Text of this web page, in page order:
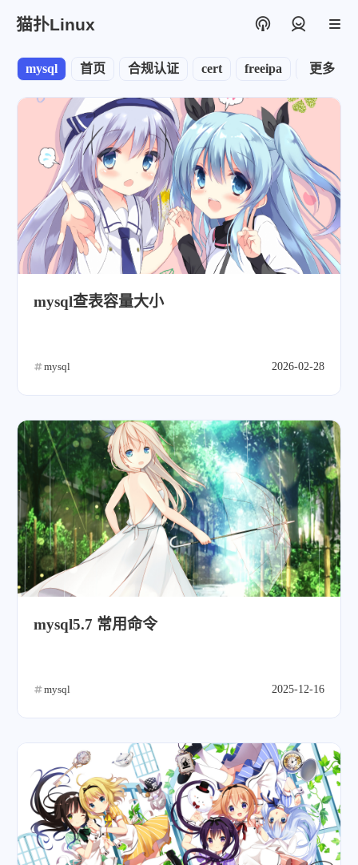
猫扑Linux
首页 合规认证 cert freeipa node
mysql 更多
mysql查表容量大小
mysql 2026-02-28
mysql5.7 常用命令
mysql 2025-12-16